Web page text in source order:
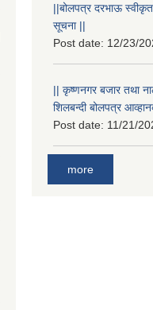
||बोलपत्र दरभाऊ
सूचना ||
Post date: 12/23/
|| कृष्णनगर बजार तथा
शिलबन्दी बोलपत्र
Post date: 11/21/
more